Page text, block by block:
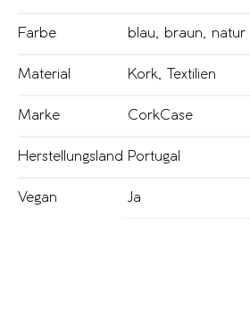
Farbe blau braun natur
Material Kork Textilien
Marke CorkCase
Herstellungsland Portugal
Vegan Ja